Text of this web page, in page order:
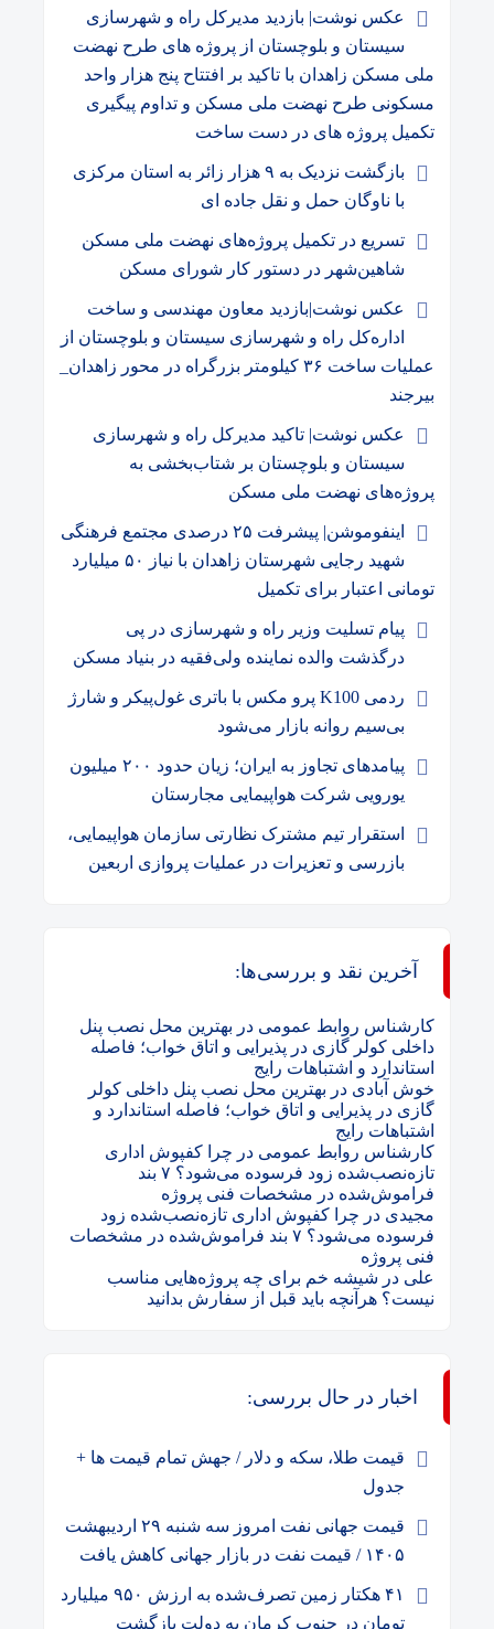
عکس نوشت| بازدید مدیرکل راه و شهرسازی
سیستان و بلوچستان از پروژه های طرح نهضت
ملی مسکن زاهدان با تاکید بر افتتاح پنج هزار واحد
مسکونی طرح نهضت ملی مسکن و تداوم پیگیری
تکمیل پروژه های در دست ساخت
بازگشت نزدیک به ۹ هزار زائر به استان مرکزی
با ناوگان حمل و نقل جاده ای
تسریع در تکمیل پروژه‌های نهضت ملی مسکن
شاهین‌شهر در دستور کار شورای مسکن
عکس نوشت|بازدید معاون مهندسی و ساخت
اداره‌کل راه و شهرسازی سیستان و بلوچستان از
عملیات ساخت ۳۶ کیلومتر بزرگراه در محور زاهدان_
بیرجند
عکس نوشت| تاکید مدیرکل راه و شهرسازی
سیستان و بلوچستان بر شتاب‌بخشی به
پروژه‌های نهضت ملی مسکن
اینفوموشن| پیشرفت ۲۵ درصدی مجتمع فرهنگی
شهید رجایی شهرستان زاهدان با نیاز ۵۰ میلیارد
تومانی اعتبار برای تکمیل
پیام تسلیت وزیر راه و شهرسازی در پی
درگذشت والده نماینده ولی‌فقیه در بنیاد مسکن
ردمی K100 پرو مکس با باتری غول‌پیکر و شارژ
بی‌سیم روانه بازار می‌شود
پیامدهای تجاوز به ایران؛ زیان حدود ۲۰۰ میلیون
یورویی شرکت هواپیمایی مجارستان
استقرار تیم مشترک نظارتی سازمان هواپیمایی،
بازرسی و تعزیرات در عملیات پروازی اربعین
آخرین نقد و بررسی‌ها:
کارشناس روابط عمومی در بهترین محل نصب پنل
داخلی کولر گازی در پذیرایی و اتاق خواب؛ فاصله
استاندارد و اشتباهات رایج
خوش آبادی در بهترین محل نصب پنل داخلی کولر
گازی در پذیرایی و اتاق خواب؛ فاصله استاندارد و
اشتباهات رایج
کارشناس روابط عمومی در چرا کفپوش اداری
تازه‌نصب‌شده زود فرسوده می‌شود؟ ۷ بند
فراموش‌شده در مشخصات فنی پروژه
مجیدی در چرا کفپوش اداری تازه‌نصب‌شده زود
فرسوده می‌شود؟ ۷ بند فراموش‌شده در مشخصات
فنی پروژه
علی در شیشه خم برای چه پروژه‌هایی مناسب
نیست؟ هرآنچه باید قبل از سفارش بدانید
اخبار در حال بررسی:
قیمت طلا، سکه و دلار / جهش تمام قیمت ها +
جدول
قیمت جهانی نفت امروز سه شنبه ۲۹ اردیبهشت
۱۴۰۵ / قیمت نفت در بازار جهانی کاهش یافت
۴۱ هکتار زمین تصرف‌شده به ارزش ۹۵۰ میلیارد
تومان در جنوب کرمان به دولت بازگشت